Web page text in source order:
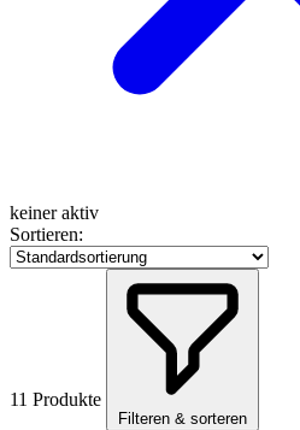
keiner aktiv
Sortieren:
11 Produkte
Filteren & sorteren